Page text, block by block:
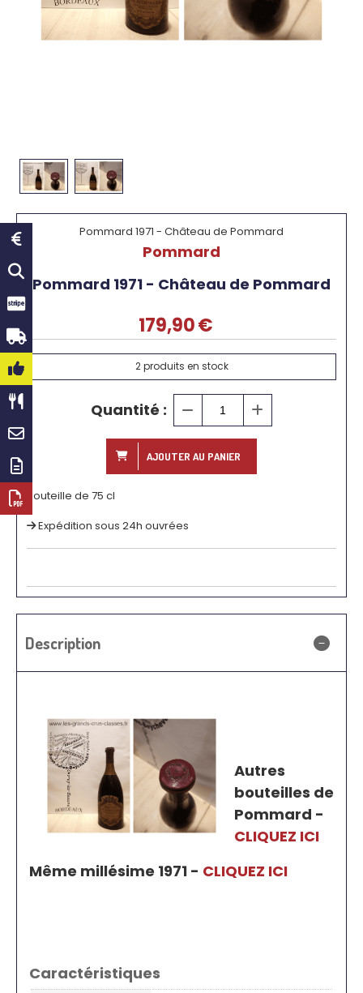
Pommard 1971 - Château de Pommard
Pommard
Pommard 1971 - Château de Pommard
179,90€
2produits en stock
Quantité :
AJOUTER AU PANIER
Bouteille de 75 cl
Expédition sous 24h ouvrées
Description
Autres
bouteilles de
Pommard -
CLIQUEZ ICI
Même millésime 1971 - CLIQUEZ ICI
Caractéristiques